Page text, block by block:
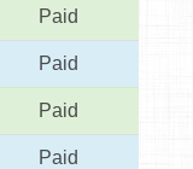
Paid
Paid
Paid
Paid